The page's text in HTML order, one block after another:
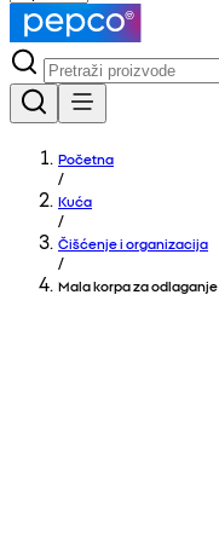
Početna
/
Kuća
/
Čišćenje i organizacija
/
Mala korpa za odlaganje